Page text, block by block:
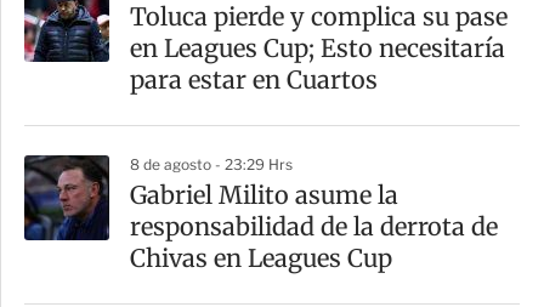
Toluca pierde y complica su pase
en Leagues Cup; Esto necesitaría
para estar en Cuartos
8 de agosto - 23:29 Hrs
Gabriel Milito asume la
responsabilidad de la derrota de
Chivas en Leagues Cup